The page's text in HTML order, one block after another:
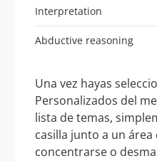
Interpretation
Abductive reasoning
Una vez hayas
Personalizados del
lista de temas,
casilla junto a un área
concentrarse o